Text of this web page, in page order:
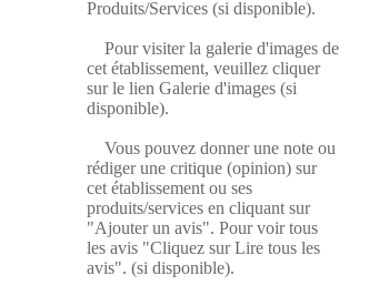
Produits/Services (si disponible).
Pour visiter la galerie d'images de
cet établissement, veuillez cliquer
sur le lien Galerie d'images (si
disponible).
Vous pouvez donner une note ou
rédiger une critique (opinion) sur
cet établissement ou ses
produits/services en cliquant sur
"Ajouter un avis". Pour voir tous
les avis "Cliquez sur Lire tous les
avis". (si disponible).